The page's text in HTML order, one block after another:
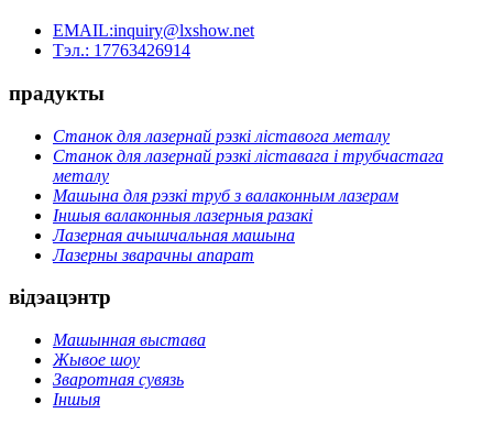
EMAIL:inquiry@lxshow.net
Тэл.: 17763426914
прадукты
Станок для лазернай рэзкі ліставога металу
Станок для лазернай рэзкі ліставага і трубчастага
металу
Машына для рэзкі труб з валаконным лазерам
Іншыя валаконныя лазерныя разакі
Лазерная ачышчальная машына
Лазерны зварачны апарат
відэацэнтр
Машынная выстава
Жывое шоу
Зваротная сувязь
Іншыя